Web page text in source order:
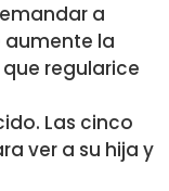
a
aumente la
regularice
Las cinco
ver a su hija y